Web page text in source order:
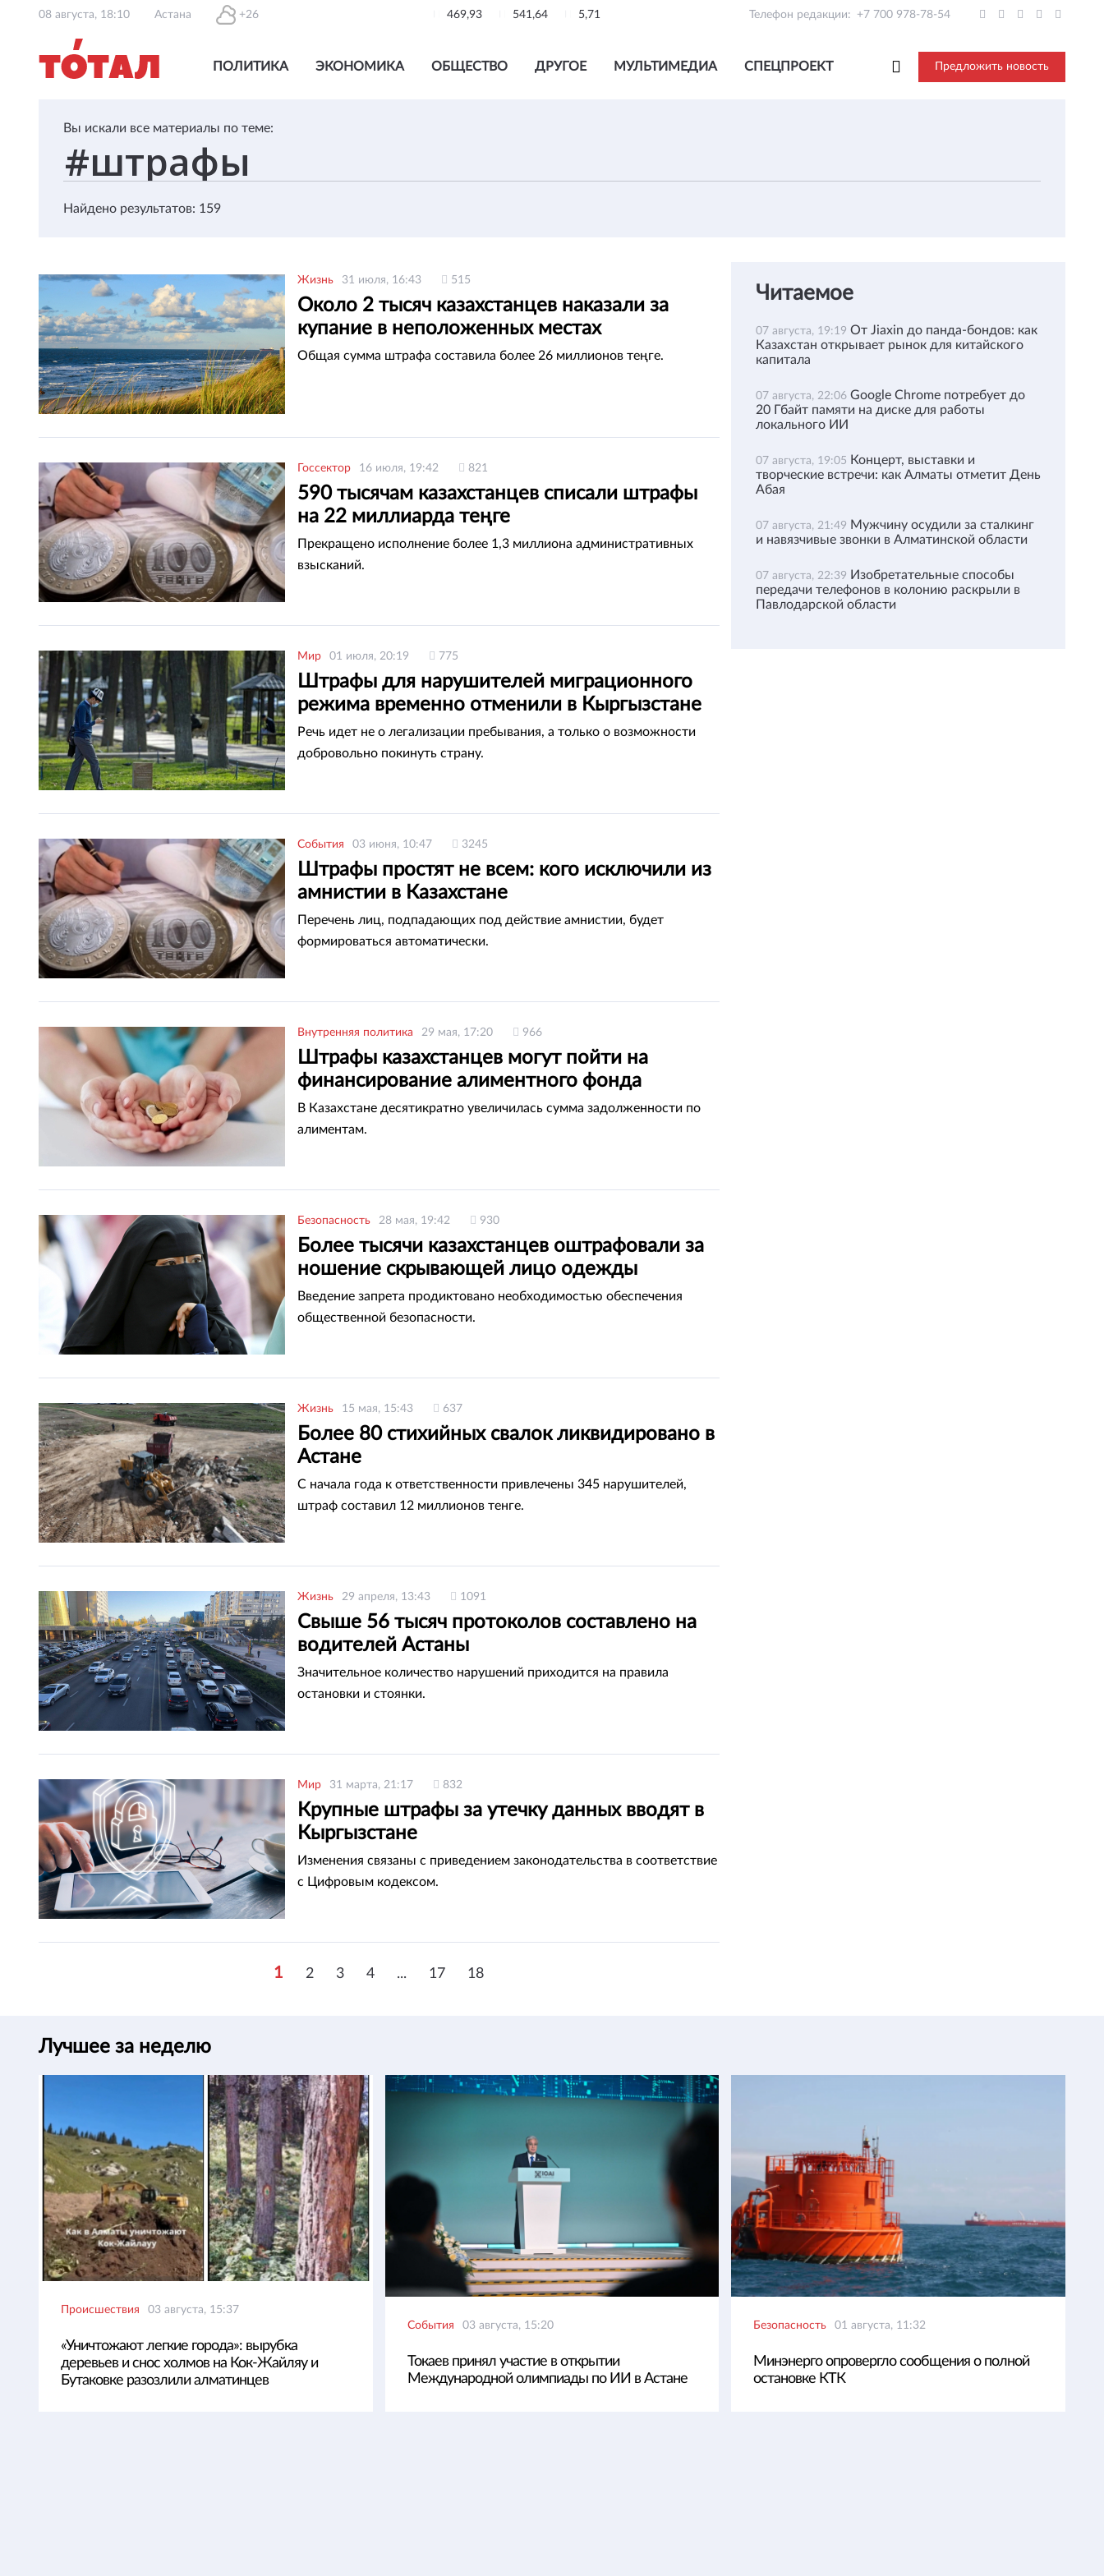
08 августа, 18:10 Астана +26 469,93 541,64 5,71 Телефон редакции: +7 700 978-78-54
ПОЛИТИКА ЭКОНОМИКА ОБЩЕСТВО ДРУГОЕ МУЛЬТИМЕДИА СПЕЦПРОЕКТ Предложить новость
Вы искали все материалы по теме:
Найдено результатов: 159
Жизнь 31 июля, 16:43 515
Около 2 тысяч казахстанцев наказали за
купание в неположенных местах
Общая сумма штрафа составила более 26 миллионов теңге.
Госсектор 16 июля, 19:42 821
590 тысячам казахстанцев списали штрафы
на 22 миллиарда теңге
Прекращено исполнение более 1,3 миллиона административных
взысканий.
Мир 01 июля, 20:19 775
Штрафы для нарушителей миграционного
режима временно отменили в Кыргызстане
Речь идет не о легализации пребывания, а только о возможности
добровольно покинуть страну.
События 03 июня, 10:47 3245
Штрафы простят не всем: кого исключили из
амнистии в Казахстане
Перечень лиц, подпадающих под действие амнистии, будет
формироваться автоматически.
Внутренняя политика 29 мая, 17:20 966
Штрафы казахстанцев могут пойти на
финансирование алиментного фонда
В Казахстане десятикратно увеличилась сумма задолженности по
алиментам.
Безопасность 28 мая, 19:42 930
Более тысячи казахстанцев оштрафовали за
ношение скрывающей лицо одежды
Введение запрета продиктовано необходимостью обеспечения
общественной безопасности.
Жизнь 15 мая, 15:43 637
Более 80 стихийных свалок ликвидировано в
Астане
С начала года к ответственности привлечены 345 нарушителей,
штраф составил 12 миллионов тенге.
Жизнь 29 апреля, 13:43 1091
Свыше 56 тысяч протоколов составлено на
водителей Астаны
Значительное количество нарушений приходится на правила
остановки и стоянки.
Мир 31 марта, 21:17 832
Крупные штрафы за утечку данных вводят в
Кыргызстане
Изменения связаны с приведением законодательства в соответствие
с Цифровым кодексом.
1 2 3 4 ... 17 18
Читаемое
07 августа, 19:19 От Jiaxin до панда-бондов: как
Казахстан открывает рынок для китайского
капитала
07 августа, 22:06 Google Chrome потребует до
20 Гбайт памяти на диске для работы
локального ИИ
07 августа, 19:05 Концерт, выставки и
творческие встречи: как Алматы отметит День
Абая
07 августа, 21:49 Мужчину осудили за сталкинг
и навязчивые звонки в Алматинской области
07 августа, 22:39 Изобретательные способы
передачи телефонов в колонию раскрыли в
Павлодарской области
Лучшее за неделю
Происшествия 03 августа, 15:37
«Уничтожают легкие города»: вырубка
деревьев и снос холмов на Кок-Жайляу и
Бутаковке разозлили алматинцев
События 03 августа, 15:20
Токаев принял участие в открытии
Международной олимпиады по ИИ в Астане
Безопасность 01 августа, 11:32
Минэнерго опровергло сообщения о полной
остановке КТК